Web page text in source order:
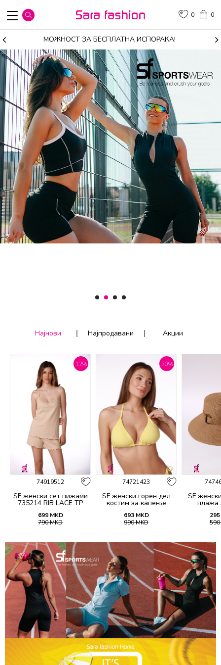
0
0
МОЖНОСТ ЗА БЕСПЛАТНА ИСПОРАКА!
1 2 3 4
Најнови Најпродавани Акции
12%
74919512
SF женски сет пижами
735214 RIB LACE TP
699 MKD
790MKD
30%
74721423
SF женски горeн дел
костим за капење
693 MKD
990MKD
SF
плажа
295
590
74761412
74930514341 74930714341